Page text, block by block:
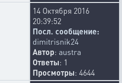
14 Октября 2016
20:39:52
Посл. сообщение:
dimitrisnik24
Автор: austra
Ответы: 1
Просмотры: 4644